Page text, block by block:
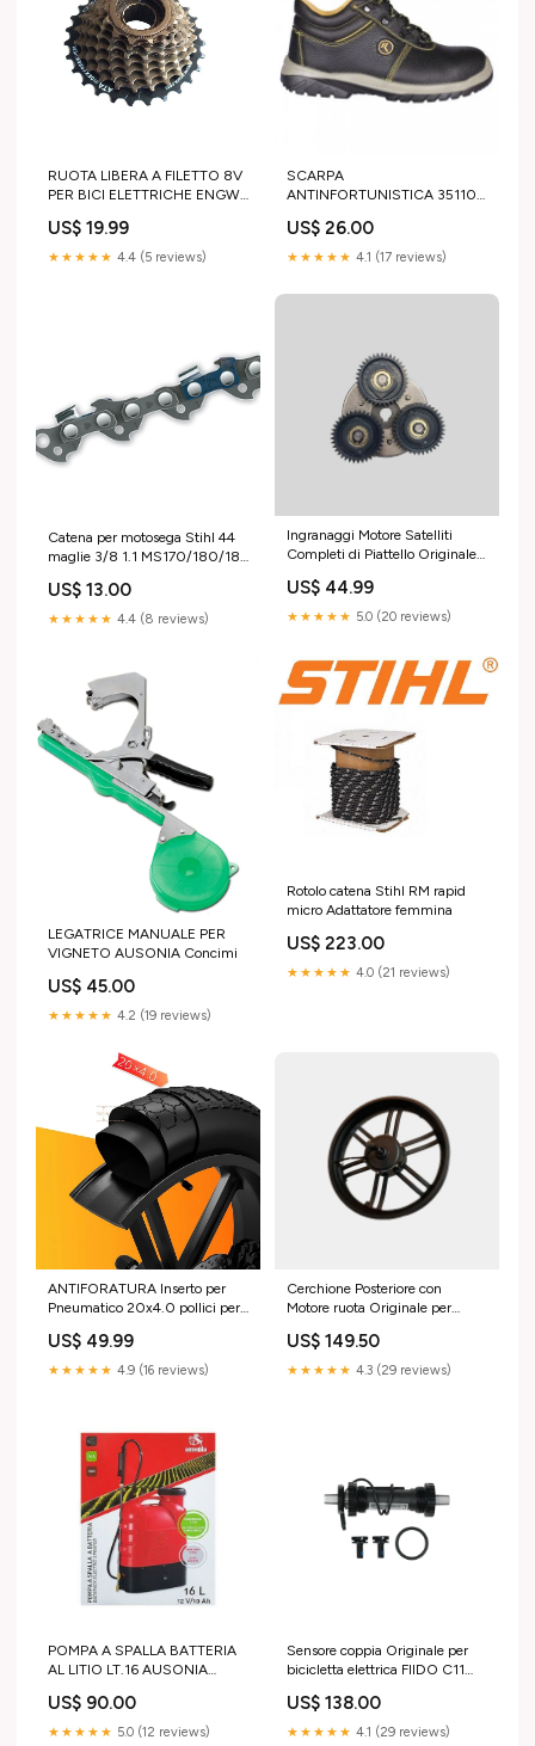
RUOTA LIBERA A FILETTO 8V
PER BICI ELETTRICHE ENGWE
speed Vari
US$ 19.99
★★★★★ 4.4 (5 reviews)
SCARPA
ANTINFORTUNISTICA 35110
Rasaprato trattorini e
arieggiatori
US$ 26.00
★★★★★ 4.1 (17 reviews)
Catena per motosega Stihl 44
maglie 3/8 1.1 MS170/180/181
US$ 13.00
★★★★★ 4.4 (8 reviews)
Ingranaggi Motore Satelliti
Completi di Piattello Originale
/ M20 (versione XD motore)
Forcelle
US$ 44.99
★★★★★ 5.0 (20 reviews)
LEGATRICE MANUALE PER
VIGNETO AUSONIA Concimi
US$ 45.00
★★★★★ 4.2 (19 reviews)
Rotolo catena Stihl RM rapid
micro Adattatore femmina
US$ 223.00
★★★★★ 4.0 (21 reviews)
ANTIFORATURA Inserto per
Pneumatico 20x4.0 pollici per
EP-2 Pro/EP-2 Pro EU/EP-2
BOOST/Engine Pro/Engine Pro
US$ 49.99
★★★★★ 4.9 (16 reviews)
Cerchione Posteriore con
Motore ruota Originale per
PRO/ENGINE X/EP2 BOOST
800W
US$ 149.50
★★★★★ 4.3 (29 reviews)
POMPA A SPALLA BATTERIA
AL LITIO LT.16 AUSONIA
US$ 90.00
★★★★★ 5.0 (12 reviews)
Sensore coppia Originale per
bicicletta elettrica FIIDO C11
US$ 138.00
★★★★★ 4.1 (29 reviews)